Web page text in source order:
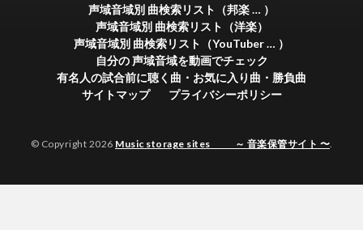
声域音域別 曲検索リスト（邦楽 … ）
声域音域別 曲検索リスト（洋楽）
声域音域別 曲検索リスト（YouTuber … ）
自分の 声域音域を動画でチェック
有名人の試合前に聴く曲・お気に入り曲・勝負曲
サイトマップ
プライバシーポリシー
© Copyright 2026 Music storage sites ～ 音楽保管サイト 〜